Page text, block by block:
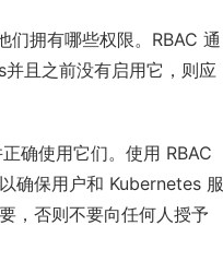
拥有哪些权限。RBAC 通
且之前没有启用它，则应
确使用它们。使用 RBAC
确保用户和 Kubernetes 服
，否则不要向任何人授予